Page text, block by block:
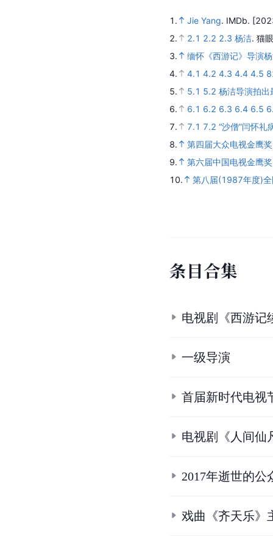
1. Jie Yang. IMDb.
2.
2.1 2.2 2.3 杨洁. 猫
3.
缅怀《西游记》导演
4.
4.1 4.2 4.3 4.4 4.5
5.
5.1 5.2 杨洁导演拍出
6.
6.1 6.2 6.3 6.4 6.5
7.
7.1 7.2 “沙僧”闫怀礼
8.
第四届大众电视金鹰奖
9.
第六届中国电视金鹰奖
10.
第八届(1987年度)全
条目合集
电视剧《西游记
一级导演
首届新时代电视
电视剧《人间仙
2017年逝世的公
戏曲《齐天乐》